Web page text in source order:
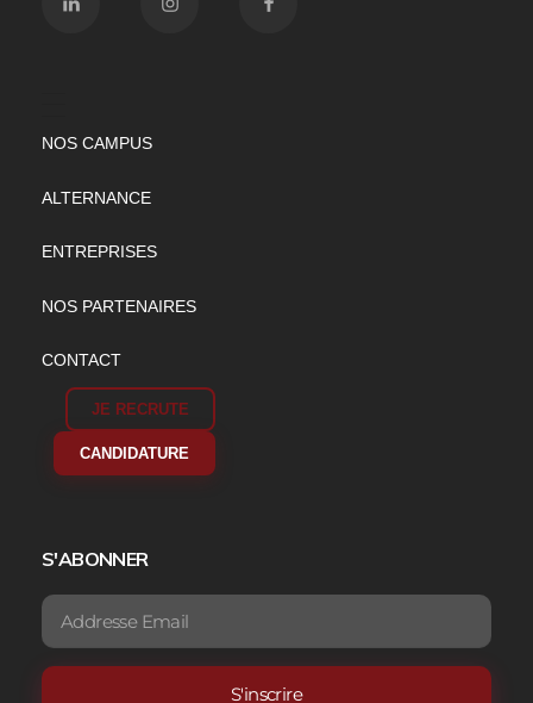
NOS CAMPUS
ALTERNANCE
ENTREPRISES
NOS PARTENAIRES
CONTACT
JE RECRUTE
CANDIDATURE
S'ABONNER